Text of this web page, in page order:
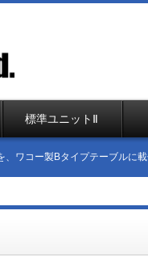
標準ユニットⅡ
ワコー製Bタイプテーブルに載